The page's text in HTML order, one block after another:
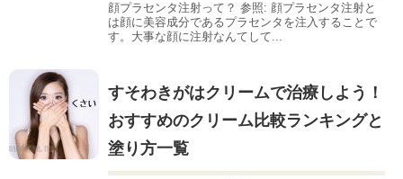
顔プラセンタ注射って？ 参照: 顔プラセンタ注射と
は顔に美容成分であるプラセンタを注入することで
す。大事な顔に注射なんてして...
すそわきがはクリームで治療しよう！
おすすめのクリーム比較ランキングと
塗り方一覧